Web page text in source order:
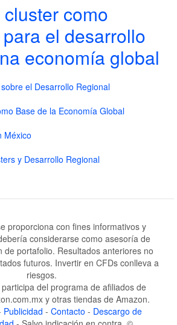
como
el desarrollo
economía global
el Desarrollo Regional
Base de la Economía Global
México
y Desarrollo Regional
proporciona con fines informativos y
considerarse como asesoría de
de portafolio. Resultados anteriores no
futuros. Invertir en CFDs conlleva a
riesgos.
del programa de afiliados de
y otras tiendas de Amazon.
Publicidad - Contacto - Descargo de